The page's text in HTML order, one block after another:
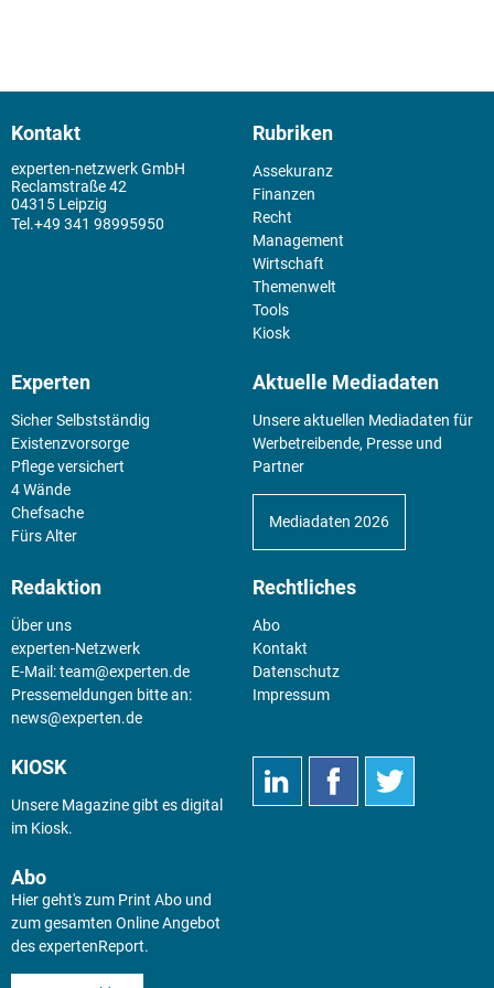
Kontakt
experten-netzwerk GmbH
Reclamstraße 42
04315 Leipzig
+49 341 98995950
Rubriken
Assekuranz
Finanzen
Recht
Management
Wirtschaft
Themenwelt
Tools
Kiosk
Experten
Sicher Selbstständig
Existenz­vorsorge
Pflege versichert
4 Wände
Chefsache
Fürs Alter
Aktuelle Mediadaten
Unsere aktuellen Mediadaten für
Werbetreibende, Presse und
Partner
Mediadaten 2026
Redaktion
Über uns
experten-Netzwerk
E-Mail:team@experten.de
Pressemeldungen bitte an:
news@experten.de
Rechtliches
Abo
Kontakt
Datenschutz
Impressum
KIOSK
Unsere Magazine gibt es digital
im Kiosk.
Abo
Hier geht's zum Print Abo und
zum gesamten Online Angebot
des expertenReport.